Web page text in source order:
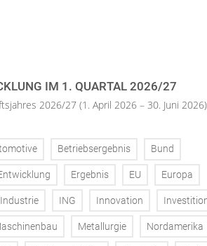
IM 1. QUARTAL 2026/27
2026/27 (1. April 2026 – 30. Juni
Betriebsergebnis Bund
Ergebnis EU Europa
Industrie ING Innovation
Metallurgie Nordamerika